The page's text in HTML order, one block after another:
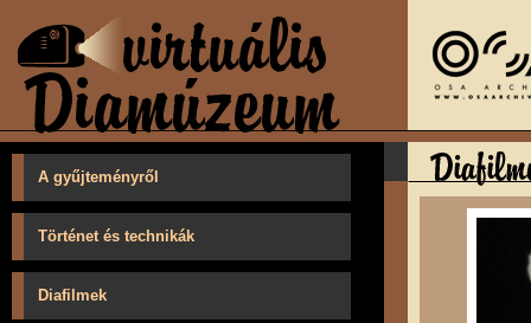
A gyűjteményről
Történet és technikák
Diafilmek